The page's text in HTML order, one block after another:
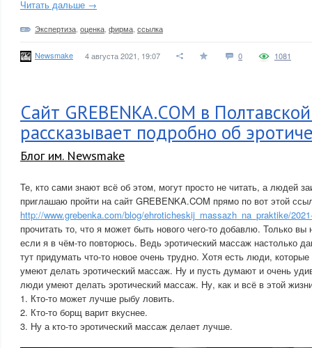
Читать дальше →
Экспертиза оценка фирма ссылка
Newsmake 4 августа 2021, 19:07 0 1081
Сайт GREBENKA.COM в
рассказывает подробно об
Блог им. Newsmake
Те, кто сами знают всё об этом, могут просто не читать, а людей
приглашаю пройти на сайт GREBENKA.COM прямо по вот этой
http://www.grebenka.com/blog/ehroticheskij_massazh_na_praktike/
прочитать то, что я может быть нового чего-то добавлю. Только
если я в чём-то повторюсь. Ведь эротический массаж настолько
тут придумать что-то новое очень трудно. Хотя есть люди,
умеют делать эротический массаж. Ну и пусть думают и очень
люди умеют делать эротический массаж. Ну, как и всё в этой
1. Кто-то может лучше рыбу ловить.
2. Кто-то борщ варит вкуснее.
3. Ну а кто-то эротический массаж делает лучше.